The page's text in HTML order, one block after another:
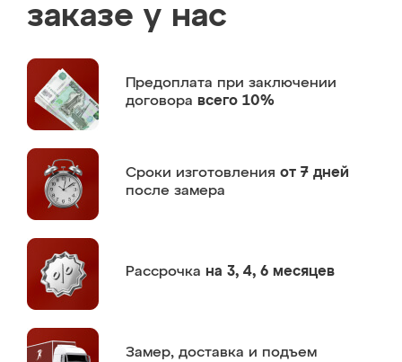
заказе у нас
Предоплата при заключении
договора всего 10%
Сроки изготовления от 7 дней
после замера
Рассрочка на 3, 4, 6 месяцев
Замер, доставка и подъем